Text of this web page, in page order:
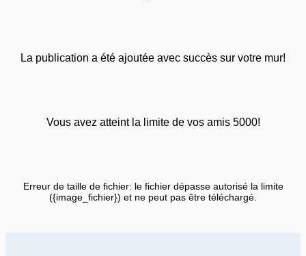
La publication a été ajoutée avec succès sur votre mur!
Vous avez atteint la limite de vos amis 5000!
Erreur de taille de fichier: le fichier dépasse autorisé la limite
({image_fichier}) et ne peut pas être téléchargé.